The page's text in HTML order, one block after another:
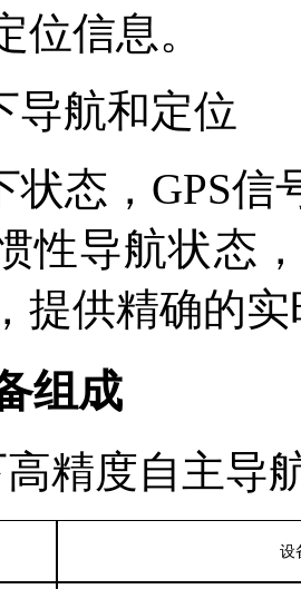
位信息。
导航和定位
状态， GPS信
性导航状态
提供精确的
组成
精度自主导
设